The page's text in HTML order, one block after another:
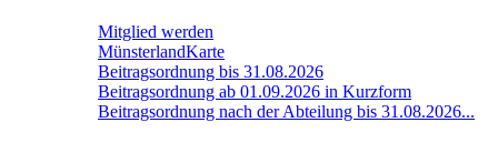
Mitglied werden
MünsterlandKarte
Beitragsordnung bis 31.08.2026
Beitragsordnung ab 01.09.2026 in Kurzform
Beitragsordnung nach der Abteilung bis 31.08.2026...